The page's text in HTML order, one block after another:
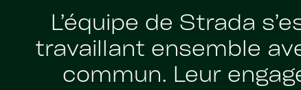
L’équipe de Strada
travaillant ensemble
commun. Leur